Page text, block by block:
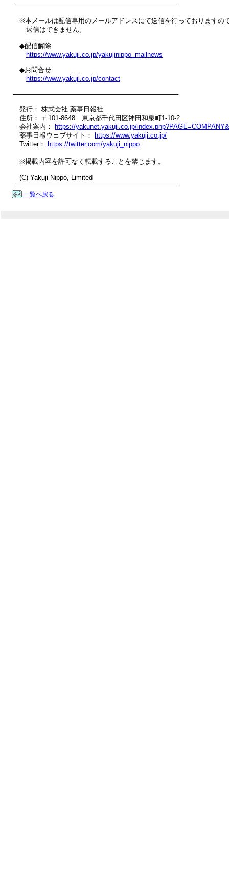
────────────────────────────────────
※本メールは配信専用のメールアドレスにて送信を行っておりますの
返信はできません。
◆配信解除
https://www.yakuji.co.jp/yakujinippo_mailnews
◆お問合せ
https://www.yakuji.co.jp/contact
────────────────────────────────────
発行： 株式会社 薬事日報社
住所： 〒101-8648　東京都千代田区神田和泉町1-10-2
会社案内：
https://yakunet.yakuji.co.jp/
薬事日報ウェブサイト：
https://www.yakuji.co.jp/
Twitter：
https://twitter.com/yakuji_nippo
※掲載内容を許可なく転載することを禁じます。
(C) Yakuji Nippo, Limited
────────────────────────────────────
一覧へ戻る